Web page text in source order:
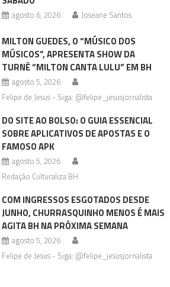
agosto 6, 2026 Joseane Santos
MILTON GUEDES, O “MÚSICO DOS
MÚSICOS”, APRESENTA SHOW DA
TURNÊ “MILTON CANTA LULU” EM BH
agosto 5, 2026
Felipe de Jesus - Siga: @felipe_jesusjornalista
DO SITE AO BOLSO: O GUIA ESSENCIAL
SOBRE APLICATIVOS DE APOSTAS E O
FAMOSO APK
agosto 5, 2026
Redação Culturaliza BH
COM INGRESSOS ESGOTADOS DESDE
JUNHO, CHURRASQUINHO MENOS É MAIS
AGITA BH NA PRÓXIMA SEMANA
agosto 5, 2026
Felipe de Jesus - Siga: @felipe_jesusjornalista